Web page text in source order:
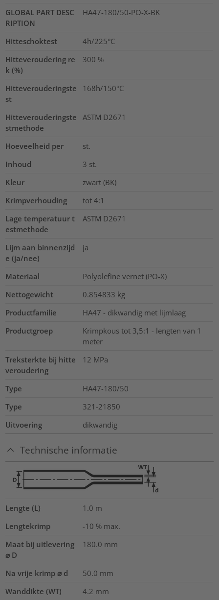
GLOBAL PART DESC
RIPTION
HA47-180/50-PO-X-BK
Hitteschoktest
4h/225°C
Hitteveroudering re
k (%)
300 %
Hitteverouderingste
st
168h/150°C
Hitteverouderingste
stmethode
ASTM D2671
Hoeveelheid per
st.
Inhoud
3 st.
Kleur
zwart (BK)
Krimpverhouding
tot 4:1
Lage temperatuur t
estmethode
ASTM D2671
Lijm aan binnenzijd
e (ja/nee)
ja
Materiaal
Polyolefine vernet (PO-X)
Nettogewicht
0.854833 kg
Productfamilie
HA47 - dikwandig met lijmlaag
Productgroep
Krimpkous tot 3,5:1 - lengten van 1
meter
Treksterkte bij hitte
veroudering
12 MPa
Type
HA47-180/50
Type
321-21850
Uitvoering
dikwandig
Technische informatie
Lengte (L) 1.0 m
Lengtekrimp
-10 % max.
Maat bij uitlevering
⌀ D
180.0 mm
Na vrije krimp ⌀ d 50.0 mm
Wanddikte (WT)
4.2 mm